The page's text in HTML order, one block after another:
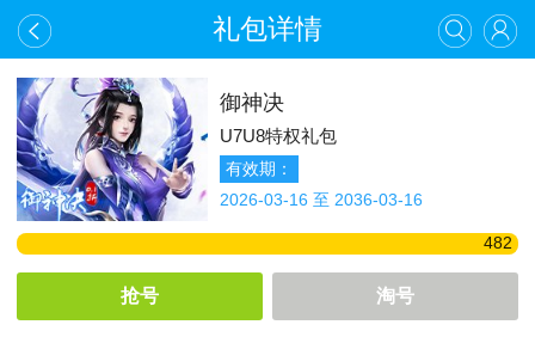
礼包详情
御神决
U7U8特权礼包
有效期：
2026-03-16 至 2036-03-16
482
抢号 淘号